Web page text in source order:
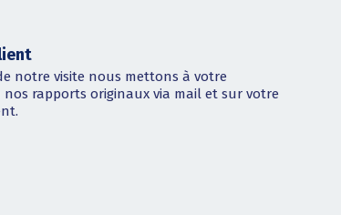
notre visite nous mettons à votre
nos rapports originaux via mail et sur votre